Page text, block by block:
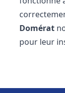
Domérat
pour leur